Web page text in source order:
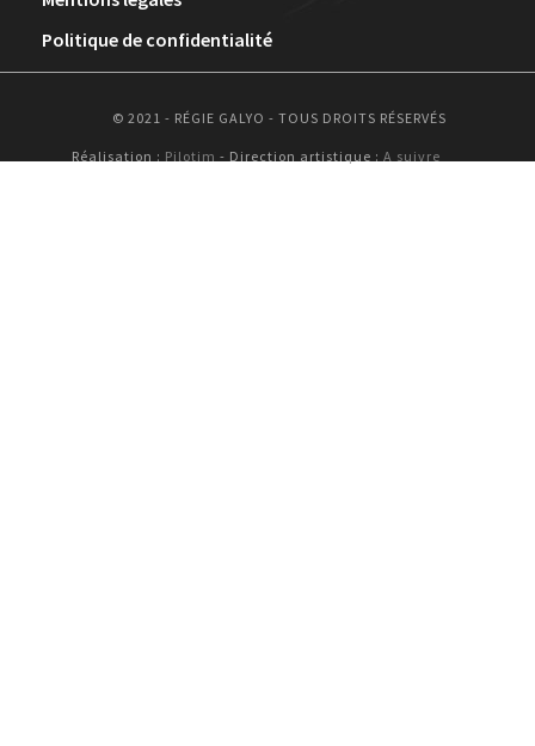
Politique de confidentialité
© 2021 - RÉGIE GALYO - TOUS DROITS RÉSERVÉS
Réalisation : Pilotim - Direction artistique : A suivre